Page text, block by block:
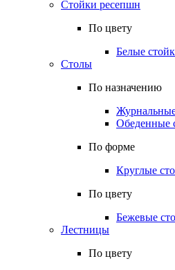
Стойки ресепшн
По цвету
Белые
Столы
По назначению
Обеденные
По форме
Круглые
По цвету
Бежевые
Лестницы
По цвету